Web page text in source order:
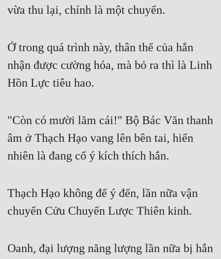
vừa thu lại, chính là một chuyển.
Ở trong quá trình này, thân thể của hắn
nhận được cường hóa, mà bỏ ra thì là Linh
Hồn Lực tiêu hao.
"Còn có mười lăm cái!" Bộ Bác Văn thanh
âm ở Thạch Hạo vang lên bên tai, hiển
nhiên là đang cố ý kích thích hắn.
Thạch Hạo không để ý đến, lần nữa vận
chuyển Cửu Chuyển Lược Thiên kinh.
Oanh, đại lượng năng lượng lần nữa bị hắn